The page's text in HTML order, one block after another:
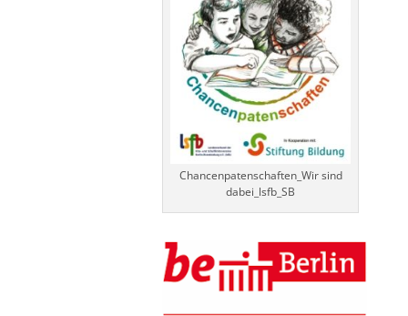
Chancenpatenschaften_Wir sind
dabei_lsfb_SB